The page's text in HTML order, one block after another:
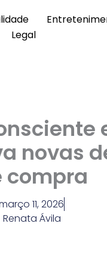
Legal
novas
compra
11, 2026
Renata Ávila